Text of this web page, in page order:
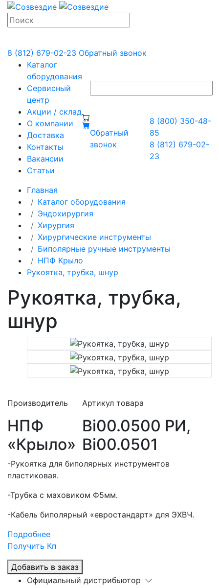
8 (812) 679-02-23 Обратный звонок
Каталог
оборудования
Сервисный
центр
Акции / склад
О компании
Доставка
Контакты
Вакансии
Статьи
Обратный
звонок
8 (800) 350-48-
85
8 (812) 679-02-
23
Главная
Каталог оборудования
Эндохирургия
Хирургия
Хирургические инструменты
Биполярные ручные инструменты
НПФ Крыло
Рукоятка, трубка, шнур
Рукоятка, трубка,
шнур
Производитель
НПФ
«Крыло»
Артикул товара
Bi00.0500 РИ,
Bi00.0501
-Рукоятка для биполярных инструментов
пластиковая.
-Трубка с маховиком Ф5мм.
-Кабель биполярный «евростандарт» для ЭХВЧ.
Подробнее
Получить Кп
Добавить в заказ
Официальный дистрибьютор